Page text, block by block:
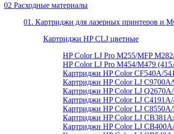
02 Расходные материалы
01. Картриджи для лазерных принтеров и
Картриджи HP CLJ цветные
HP Color LJ Pro M255/MFP
HP Color LJ Pro M454/M479
Картриджи HP Color CF540A/
Картриджи HP Color LJ
Картриджи HP Color LJ
Картриджи HP Color LJ
Картриджи HP Color LJ
Картриджи HP Color LJ
Картриджи HP Color LJ